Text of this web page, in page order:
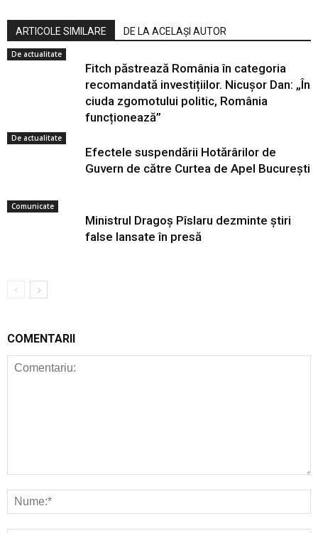
ARTICOLE SIMILARE DE LA ACELAȘI AUTOR
De actualitate
Fitch păstrează România în categoria
recomandată investițiilor. Nicușor Dan: „În
ciuda zgomotului politic, România
funcționează”
De actualitate
Efectele suspendării Hotărârilor de
Guvern de către Curtea de Apel București
Comunicate
Ministrul Dragoș Pîslaru dezminte știri
false lansate în presă
COMENTARII